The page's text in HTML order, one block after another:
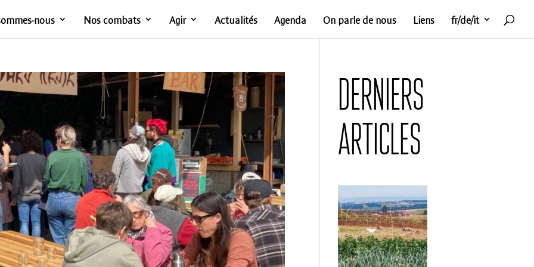
nous Nos combats Agir Actualités Agenda On parle de nous Liens fr/de/it
Derniers
articles